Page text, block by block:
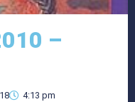
–
4:13 pm